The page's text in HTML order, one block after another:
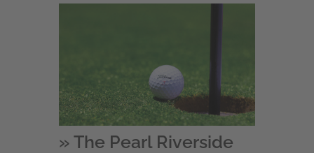
» The Pearl Riverside